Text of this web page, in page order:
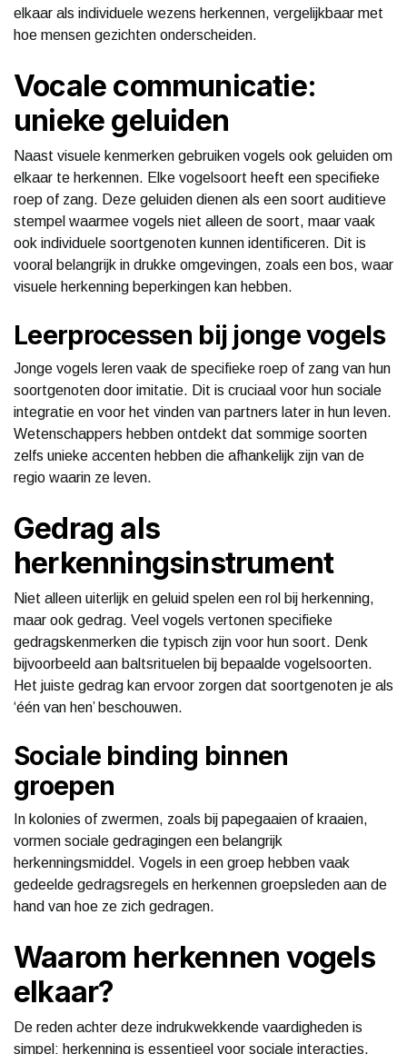
elkaar als individuele wezens herkennen, vergelijkbaar met
hoe mensen gezichten onderscheiden.
Vocale communicatie:
unieke geluiden
Naast visuele kenmerken gebruiken vogels ook geluiden om
elkaar te herkennen. Elke vogelsoort heeft een specifieke
roep of zang. Deze geluiden dienen als een soort auditieve
stempel waarmee vogels niet alleen de soort, maar vaak
ook individuele soortgenoten kunnen identificeren. Dit is
vooral belangrijk in drukke omgevingen, zoals een bos, waar
visuele herkenning beperkingen kan hebben.
Leerprocessen bij jonge vogels
Jonge vogels leren vaak de specifieke roep of zang van hun
soortgenoten door imitatie. Dit is cruciaal voor hun sociale
integratie en voor het vinden van partners later in hun leven.
Wetenschappers hebben ontdekt dat sommige soorten
zelfs unieke accenten hebben die afhankelijk zijn van de
regio waarin ze leven.
Gedrag als
herkenningsinstrument
Niet alleen uiterlijk en geluid spelen een rol bij herkenning,
maar ook gedrag. Veel vogels vertonen specifieke
gedragskenmerken die typisch zijn voor hun soort. Denk
bijvoorbeeld aan baltsrituelen bij bepaalde vogelsoorten.
Het juiste gedrag kan ervoor zorgen dat soortgenoten je als
‘één van hen’ beschouwen.
Sociale binding binnen
groepen
In kolonies of zwermen, zoals bij papegaaien of kraaien,
vormen sociale gedragingen een belangrijk
herkenningsmiddel. Vogels in een groep hebben vaak
gedeelde gedragsregels en herkennen groepsleden aan de
hand van hoe ze zich gedragen.
Waarom herkennen vogels
elkaar?
De reden achter deze indrukwekkende vaardigheden is
simpel: herkenning is essentieel voor sociale interacties,